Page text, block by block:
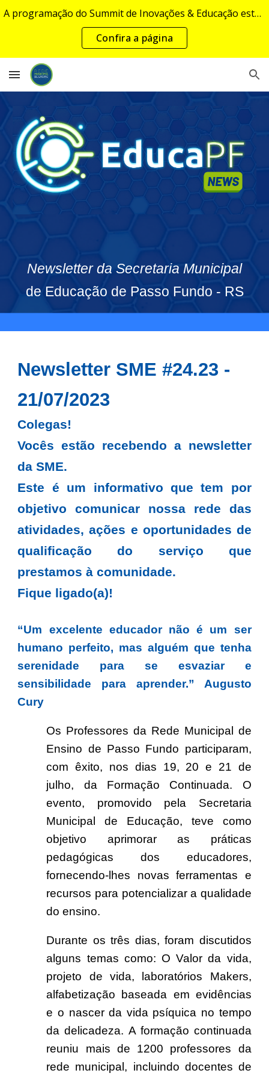
Skip to main content Skip to navigation
A programação do Summit de Inovações & Educação estará disponível em breve...
Confira a página
Newsletter da Secretaria Municipal
de Educação de Passo Fundo - RS
Newsletter SME #24.23 -
21/07/2023
Colegas!
Vocês estão recebendo a newsletter
da SME.
Este é um informativo que tem por
objetivo comunicar nossa rede das
atividades, ações e oportunidades de
qualificação do serviço que
prestamos à comunidade.
Fique ligado(a)!
“Um excelente educador não é um ser
humano perfeito, mas alguém que tenha
serenidade para se esvaziar e
sensibilidade para aprender.” Augusto
Cury
Os Professores da Rede Municipal de
Ensino de Passo Fundo participaram,
com êxito, nos dias 19, 20 e 21 de
julho, da Formação Continuada. O
evento, promovido pela Secretaria
Municipal de Educação, teve como
objetivo aprimorar as práticas
pedagógicas dos educadores,
fornecendo-lhes novas ferramentas e
recursos para potencializar a qualidade
do ensino.
Durante os três dias, foram discutidos
alguns temas como: O Valor da vida,
projeto de vida, laboratórios Makers,
alfabetização baseada em evidências
e o nascer da vida psíquica no tempo
da delicadeza. A formação continuada
reuniu mais de 1200 professores da
rede municipal, incluindo docentes de